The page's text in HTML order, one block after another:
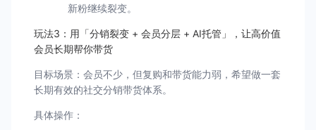
新粉继续裂变。
玩法3：用「分销裂变 + 会员分层 + AI托管」，让高价值
会员长期帮你带货
目标场景：会员不少，但复购和带货能力弱，希望做一套
长期有效的社交分销带货体系。
具体操作：